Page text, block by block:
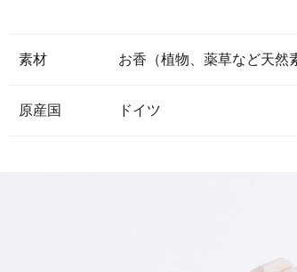
素材 お香（植物、薬草など天然
原産国 ドイツ